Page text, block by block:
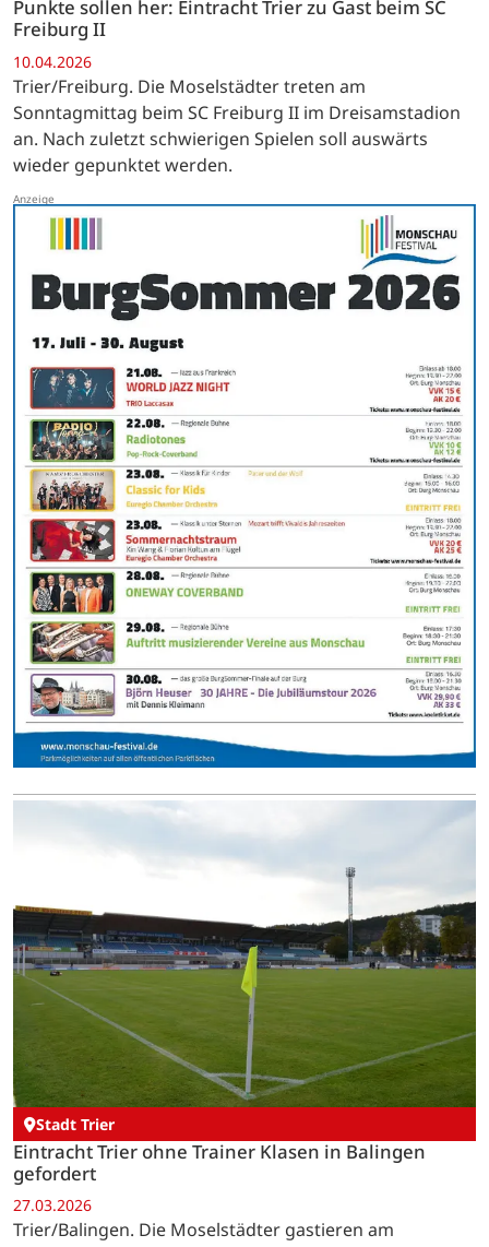
Punkte sollen her: Eintracht Trier zu Gast beim SC
Freiburg II
10.04.2026
Trier/Freiburg. Die Moselstädter treten am
Sonntagmittag beim SC Freiburg II im Dreisamstadion
an. Nach zuletzt schwierigen Spielen soll auswärts
wieder gepunktet werden.
Stadt Trier
Eintracht Trier ohne Trainer Klasen in Balingen
gefordert
27.03.2026
Trier/Balingen. Die Moselstädter gastieren am